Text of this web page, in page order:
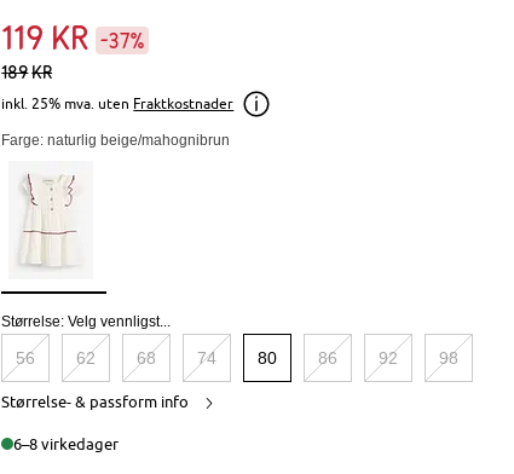
119 kr -37%
189kr
inkl. 25% mva. uten Fraktkostnader
Farge: naturlig beige/mahognibrun
Størrelse:Velg vennligst...
56 62 68 74 80 86 92 98
Størrelse- & passform info
6–8 virkedager